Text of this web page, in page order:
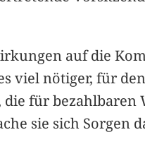
auf die
viel nötiger, für
für bezahlbaren
sie sich Sorgen